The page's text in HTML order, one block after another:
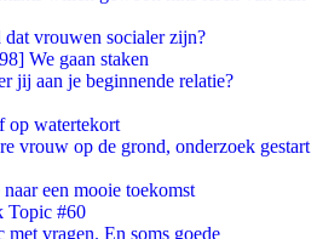
vrouwen socialer zijn?
We gaan staken
jij aan je beginnende relatie?
op watertekort
vrouw op de grond, onderzoek gestart
een mooie toekomst
Topic #60
vragen. En soms goede